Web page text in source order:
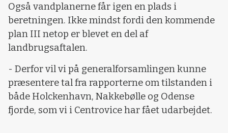
Også vandplanerne får igen en plads i
beretningen. Ikke mindst fordi den kommende
plan III netop er blevet en del af
landbrugsaftalen.
- Derfor vil vi på generalforsamlingen kunne
præsentere tal fra rapporterne om tilstanden i
både Holckenhavn, Nakkebølle og Odense
fjorde, som vi i Centrovice har fået udarbejdet.